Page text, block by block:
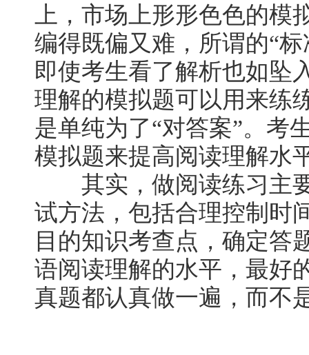
上，市场上形形色色的模
编得既偏又难，所谓的“
即使考生看了解析也如坠
理解的模拟题可以用来练
是单纯为了“对答案”。考
模拟题来提高阅读理解水
其实，做阅读练习主要
试方法，包括合理控制时
目的知识考查点，确定答
语阅读理解的水平，最好
真题都认真做一遍，而不